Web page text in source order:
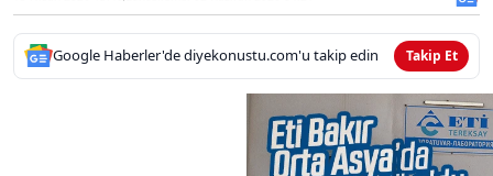
Google Haberler'de diyekonustu.com'u takip edin Takip Et